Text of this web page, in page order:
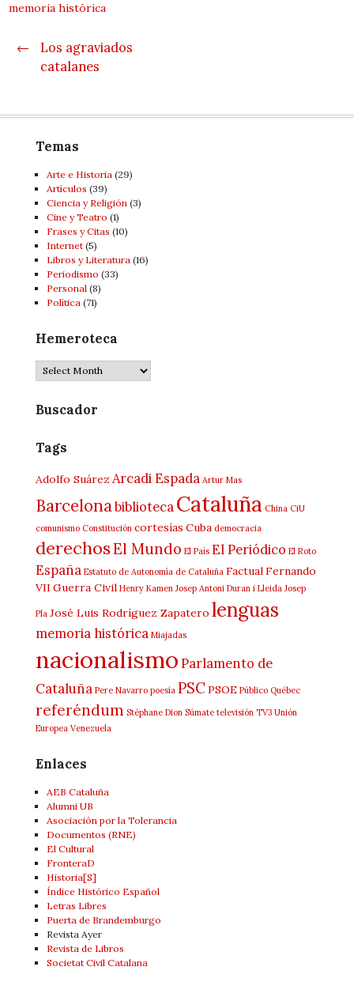
memoria histórica
Post navigation
←
Los agraviados
catalanes
Temas
Arte e Historia(29)
Artí­culos (39)
Ciencia y Religión(3)
Cine y Teatro (1)
Frases y Citas (10)
Internet(5)
Libros y Literatura(16)
Periodismo (33)
Personal(8)
Política(71)
Hemeroteca
Buscador
Tags
Adolfo Suárez Arcadi Espada Artur Mas
BarcelonabibliotecaCataluña China CiU
comunismo Constitución cortesías Cuba democracia
derechosEl Mundo El País El Periódico El Roto
España Estatuto de Autonomía de Cataluña FactualFernando
VII Guerra Civil Henry Kamen Josep Antoni Duran i Lleida Josep
Pla José Luis Rodríguez Zapatero lenguas
memoria histórica Miajadas
nacionalismoParlamento de
Cataluña Pere Navarro poesía PSCPSOE Público Québec
referéndum Stéphane Dion Súmate televisión TV3 Unión
Europea Venezuela
Enlaces
AEB Cataluña
Alumni UB
Asociación por la Tolerancia
Documentos (RNE)
El Cultural
FronteraD
Historia[S]
Índice Histórico Español
Letras Libres
Puerta de Brandemburgo
Revista Ayer
Revista de Libros
Societat Civil Catalana